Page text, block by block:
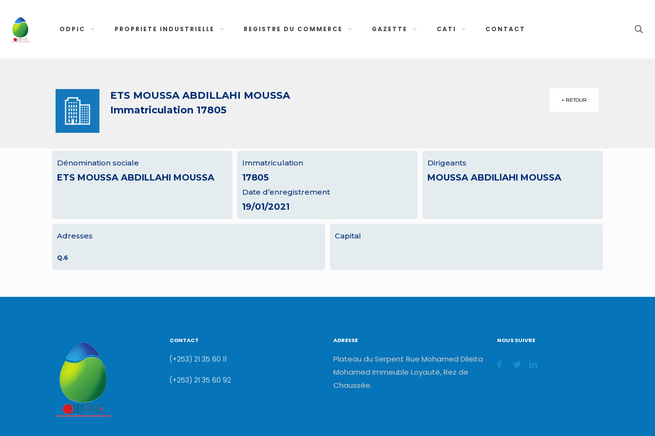
ODPIC PROPRIETE INDUSTRIELLE REGISTRE DU COMMERCE GAZETTE CATI CONTACT
ETS MOUSSA ABDILLAHI MOUSSA
Immatriculation 17805
< RETOUR
Dénomination sociale
ETS MOUSSA ABDILLAHI MOUSSA
Immatriculation
17805
Date d’enregistrement
19/01/2021
Dirigeants
MOUSSA ABDILlAHI MOUSSA
Adresses
Q.6
Capital
CONTACT
(+253) 21 35 60 11
(+253) 21 35 60 92
ADRESSE
Plateau du Serpent Rue Mohamed Dileita
Mohamed Immeuble Loyauté, Rez de
Chaussée.
NOUS SUIVRE